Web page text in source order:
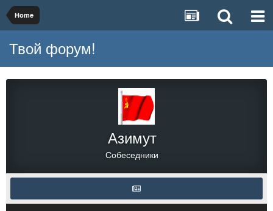
Home
Твой форум!
Азимут
Собеседники